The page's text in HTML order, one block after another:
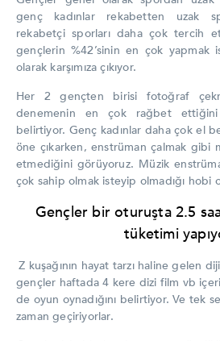
genç kadınlar rekabetten uzak
rekabetçi sporları daha çok tercih
gençlerin %42’sinin en çok yapmak
olarak karşımıza çıkıyor.
Her 2 gençten birisi fotoğraf
denemenin en çok rağbet
belirtiyor. Genç kadınlar daha çok el
öne çıkarken, enstrüman çalmak
etmediğini görüyoruz. Müzik
çok sahip olmak isteyip olmadığı hobi
Gençler bir oturuşta 2.5
tüketimi
Z kuşağının hayat tarzı haline gelen
gençler haftada 4 kere dizi film vb
de oyun oynadığını belirtiyor. Ve tek
zaman geçiriyorlar.